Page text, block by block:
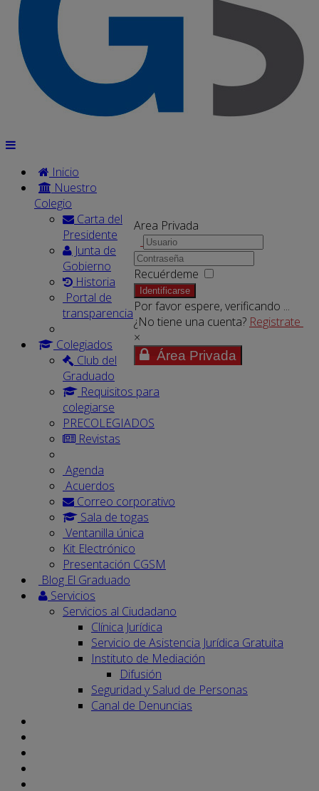
Area Privada
Recuérdeme
Identificarse
Por favor espere, verificando ...
¿No tiene una cuenta? Registrate
×
Área Privada
Inicio
Nuestro
Colegio
Carta del
Presidente
Junta de
Gobierno
Historia
Portal de
transparencia
Colegiados
Club del
Graduado
Requisitos para
colegiarse
PRECOLEGIADOS
Revistas
Agenda
Acuerdos
Correo corporativo
Sala de togas
Ventanilla única
Kit Electrónico
Presentación CGSM
Blog El Graduado
Servicios
Servicios al Ciudadano
Clínica Jurídica
Servicio de Asistencia Jurídica Gratuita
Instituto de Mediación
Difusión
Seguridad y Salud de Personas
Canal de Denuncias